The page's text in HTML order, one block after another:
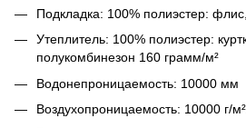
Подкладка: 100% полиэстер:
Утеплитель: 100% полиэстер:
полукомбинезон 160 грамм/м²
Водонепроницаемость: 10000 мм
Воздухопроницаемость: 10000 г/